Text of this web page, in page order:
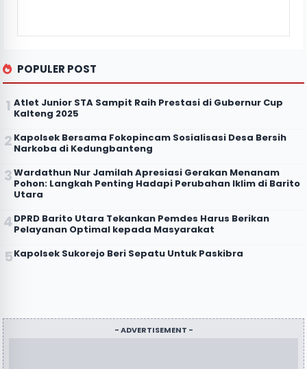
POPULER POST
Atlet Junior STA Sampit Raih Prestasi di Gubernur Cup
Kalteng 2025
Kapolsek Bersama Fokopincam Sosialisasi Desa Bersih
Narkoba di Kedungbanteng
Wardathun Nur Jamilah Apresiasi Gerakan Menanam
Pohon: Langkah Penting Hadapi Perubahan Iklim di Barito
Utara
DPRD Barito Utara Tekankan Pemdes Harus Berikan
Pelayanan Optimal kepada Masyarakat
Kapolsek Sukorejo Beri Sepatu Untuk Paskibra
- ADVERTISEMENT -